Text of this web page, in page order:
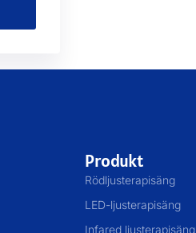
Produkt
Rödljusterapisäng
LED-ljusterapisäng
Infared ljusterapisäng